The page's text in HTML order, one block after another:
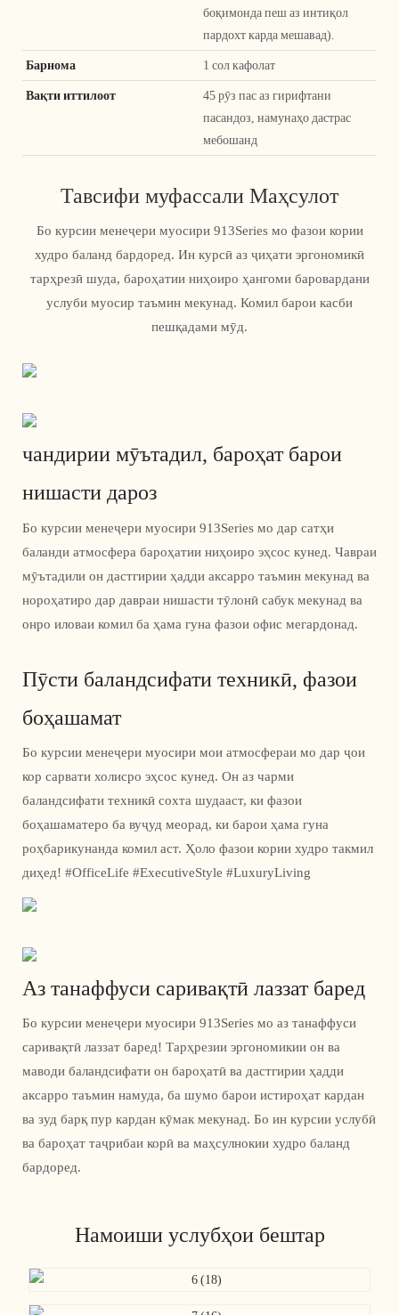
боқимонда пеш аз интиқол
пардохт карда мешавад).
Барнома 1 сол кафолат
Вақти иттилоот
45 рӯз пас аз гирифтани
пасандоз, намунаҳо дастрас
мебошанд
Тавсифи муфассали Маҳсулот
Бо курсии менеҷери муосири 913Series мо фазои кории
худро баланд бардоред. Ин курсӣ аз ҷиҳати эргономикӣ
тарҳрезӣ шуда, бароҳатии ниҳоиро ҳангоми баровардани
услуби муосир таъмин мекунад. Комил барои касби
пешқадами мӯд.
чандирии мӯътадил, бароҳат барои
нишасти дароз
Бо курсии менеҷери муосири 913Series мо дар сатҳи
баланди атмосфера бароҳатии ниҳоиро эҳсос кунед. Чавраи
мӯътадили он дастгирии ҳадди аксарро таъмин мекунад ва
нороҳатиро дар давраи нишасти тӯлонӣ сабук мекунад ва
онро иловаи комил ба ҳама гуна фазои офис мегардонад.
Пӯсти баландсифати техникӣ, фазои
боҳашамат
Бо курсии менеҷери муосири мои атмосфераи мо дар ҷои
кор сарвати холисро эҳсос кунед. Он аз чарми
баландсифати техникӣ сохта шудааст, ки фазои
боҳашаматеро ба вуҷуд меорад, ки барои ҳама гуна
роҳбарикунанда комил аст. Ҳоло фазои кории худро такмил
диҳед! #OfficeLife #ExecutiveStyle #LuxuryLiving
Аз танаффуси саривақтӣ лаззат баред
Бо курсии менеҷери муосири 913Series мо аз танаффуси
саривақтӣ лаззат баред! Тарҳрезии эргономикии он ва
маводи баландсифати он бароҳатӣ ва дастгирии ҳадди
аксарро таъмин намуда, ба шумо барои истироҳат кардан
ва зуд барқ ​​​​пур кардан кӯмак мекунад. Бо ин курсии услубӣ
ва бароҳат таҷрибаи корӣ ва маҳсулнокии худро баланд
бардоред.
Намоиши услубҳои бештар